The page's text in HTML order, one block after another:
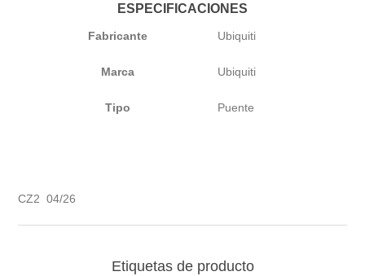
ESPECIFICACIONES
Fabricante Ubiquiti
Marca Ubiquiti
Tipo Puente
CZ2 04/26
Etiquetas de producto